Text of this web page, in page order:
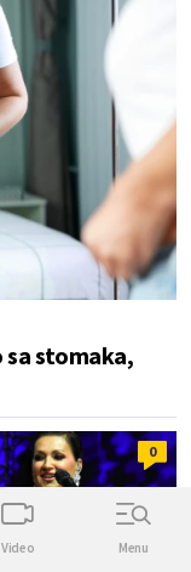
sa stomaka,
0
Video Menu